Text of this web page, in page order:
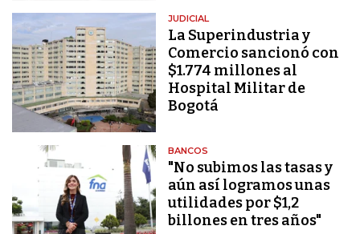
JUDICIAL
La Superindustria y
Comercio sancionó con
$1.774 millones al
Hospital Militar de
Bogotá
BANCOS
"No subimos las tasas y
aún así logramos unas
utilidades por $1,2
billones en tres años"